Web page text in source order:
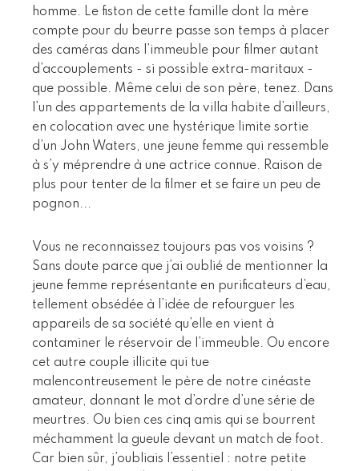
homme. Le fiston de cette famille dont la mère
compte pour du beurre passe son temps à placer
des caméras dans l’immeuble pour filmer autant
d’accouplements - si possible extra-maritaux -
que possible. Même celui de son père, tenez. Dans
l’un des appartements de la villa habite d’ailleurs,
en colocation avec une hystérique limite sortie
d’un John Waters, une jeune femme qui ressemble
à s’y méprendre à une actrice connue. Raison de
plus pour tenter de la filmer et se faire un peu de
pognon...
Vous ne reconnaissez toujours pas vos voisins ?
Sans doute parce que j’ai oublié de mentionner la
jeune femme représentante en purificateurs d’eau,
tellement obsédée à l’idée de refourguer les
appareils de sa société qu’elle en vient à
contaminer le réservoir de l’immeuble. Ou encore
cet autre couple illicite qui tue
malencontreusement le père de notre cinéaste
amateur, donnant le mot d’ordre d’une série de
meurtres. Ou bien ces cinq amis qui se bourrent
méchamment la gueule devant un match de foot.
Car bien sûr, j’oubliais l’essentiel : notre petite